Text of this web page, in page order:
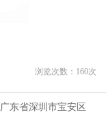
浏览次数： 160次
广东省深圳市宝安区